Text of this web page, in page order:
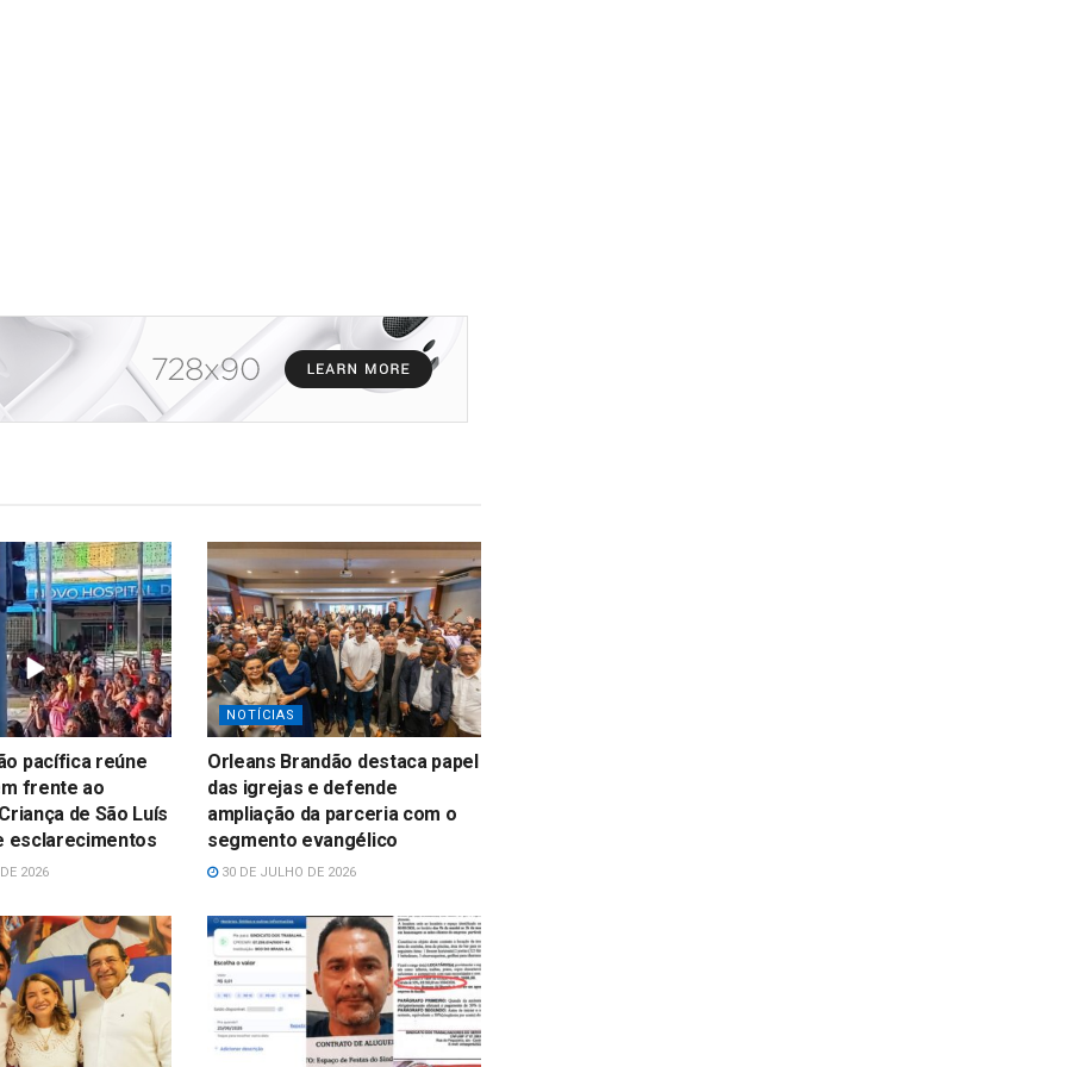
pacífica reúne
frente ao
de São Luís
esclarecimentos
2026
NOTÍCIAS
Orleans Brandão destaca papel
das igrejas e defende
ampliação da parceria com o
segmento evangélico
30 DE JULHO DE 2026